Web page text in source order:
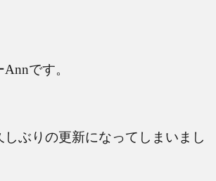
Annです。
しぶりの更新になってしまいまし